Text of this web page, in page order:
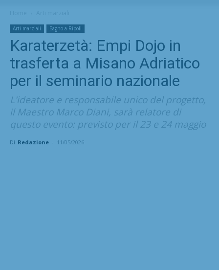
Arti marziali Bagno a Ripoli
Karaterzetà: Empi Dojo in
trasferta a Misano Adriatico
per il seminario nazionale
L'ideatore e responsabile unico del progetto,
il Maestro Marco Diani, sarà relatore di
questo evento: previsto per il 23 e 24 maggio
Di Redazione - 11/05/2026